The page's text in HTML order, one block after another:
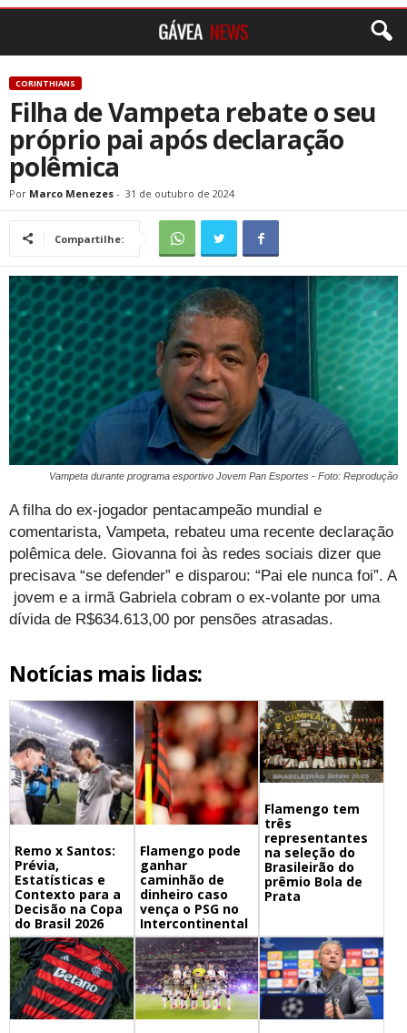
CORINTHIANS
Filha de Vampeta rebate o seu
próprio pai após declaração
polêmica
Por Marco Menezes - 31 de outubro de 2024
Compartilhe:
Vampeta durante programa esportivo Jovem Pan Esportes - Foto: Reprodução
A filha do ex-jogador pentacampeão mundial e
comentarista, Vampeta, rebateu uma recente declaração
polêmica dele. Giovanna foi às redes sociais dizer que
precisava “se defender” e disparou: “Pai ele nunca foi”. A
jovem e a irmã Gabriela cobram o ex-volante por uma
dívida de R$634.613,00 por pensões atrasadas.
Notícias mais lidas:
Remo x Santos:
Prévia,
Estatísticas e
Contexto para a
Decisão na Copa
do Brasil 2026
Flamengo pode
ganhar
caminhão de
dinheiro caso
vença o PSG no
Intercontinental
Flamengo tem
três
representantes
na seleção do
Brasileirão do
prêmio Bola de
Prata